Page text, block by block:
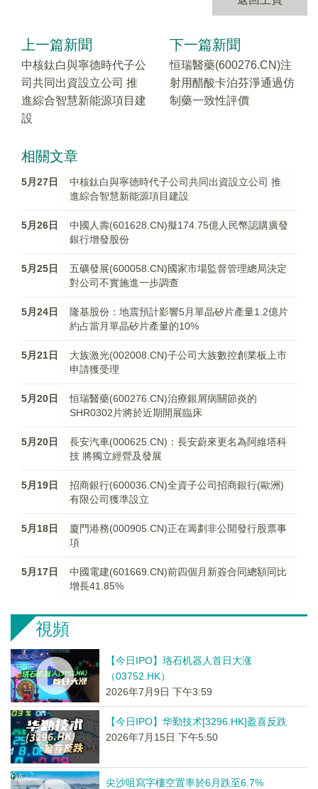
上一篇新聞
中核鈦白與寧德時代子公
司共同出資設立公司 推
進綜合智慧新能源項目建
設
下一篇新聞
恒瑞醫藥(600276.CN)注
射用醋酸卡泊芬淨通過仿
制藥一致性評價
相關文章
5月27日
中核鈦白與寧德時代子公司共同出資設立公司 推
進綜合智慧新能源項目建設
5月26日
中國人壽(601628.CN)擬174.75億人民幣認購廣發
銀行增發股份
5月25日
五礦發展(600058.CN)國家市場監督管理總局決定
對公司不實施進一步調查
5月24日
隆基股份：地震預計影響5月單晶矽片產量1.2億片
約占當月單晶矽片產量的10%
5月21日
大族激光(002008.CN)子公司大族數控創業板上市
申請獲受理
5月20日
恒瑞醫藥(600276.CN)治療銀屑病關節炎的
SHR0302片將於近期開展臨床
5月20日
長安汽車(000625.CN)：長安蔚來更名為阿維塔科
技 將獨立經營及發展
5月19日
招商銀行(600036.CN)全資子公司招商銀行(歐洲)
有限公司獲準設立
5月18日
廈門港務(000905.CN)正在籌劃非公開發行股票事
項
5月17日
中國電建(601669.CN)前四個月新簽合同總額同比
增長41.85%
視頻
【今日IPO】珞石机器人首日大涨
（03752.HK）
2026年7月9日 下午3:59
【今日IPO】华勤技术[3296.HK]盈喜反跌
2026年7月15日 下午5:50
尖沙咀寫字樓空置率於6月跌至6.7%